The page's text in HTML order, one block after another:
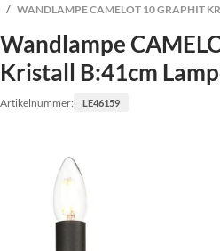
WANDLAMPE CAMELOT 10 GRAPHIT
Wandlampe
Kristall B:41cm
Artikelnummer: LE46159